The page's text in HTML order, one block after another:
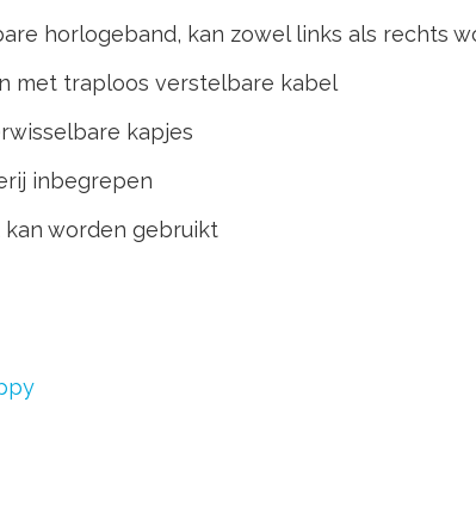
horlogeband, kan zowel links als rechts
met traploos verstelbare kabel
kapjes
inbegrepen
kan worden gebruikt